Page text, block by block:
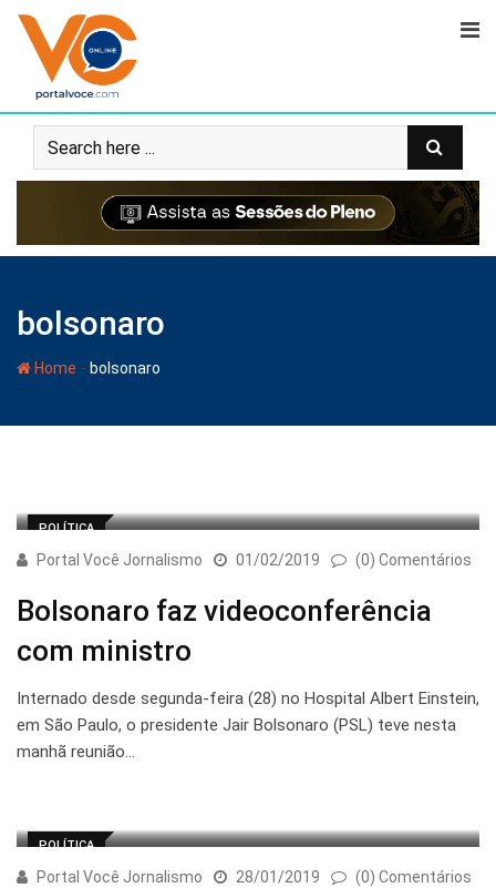
bolsonaro
Home - bolsonaro
POLÍTICA
Portal Você Jornalismo 01/02/2019 (0) Comentários
Bolsonaro faz videoconferência
com ministro
Internado desde segunda-feira (28) no Hospital Albert Einstein,
em São Paulo, o presidente Jair Bolsonaro (PSL) teve nesta
manhã reunião…
POLÍTICA
Portal Você Jornalismo 28/01/2019 (0) Comentários